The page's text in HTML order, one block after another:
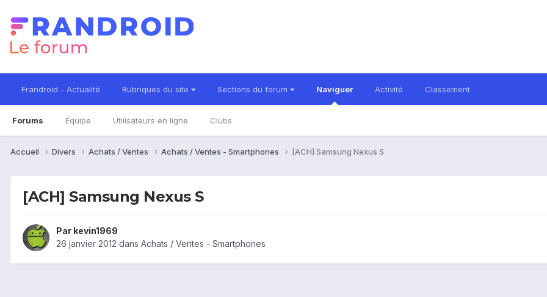
Frandroid - Actualité Rubriques du site Sections du forum Naviguer
Forums Équipe Utilisateurs en ligne Clubs
Activité Classement
Accueil Divers Achats / Ventes Achats / Ventes - Smartphones [ACH] Samsung Nexus S
[ACH] Samsung Nexus S
Par kevin1969
26 janvier 2012 dans Achats / Ventes - Smartphones